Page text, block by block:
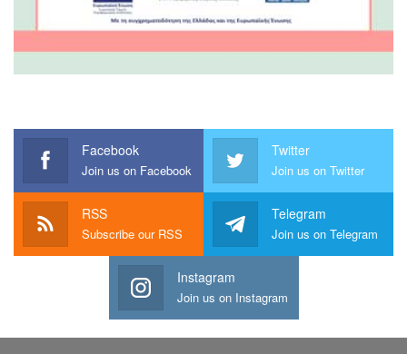
Facebook
Join us on Facebook
Twitter
Join us on Twitter
RSS
Subscribe our RSS
Telegram
Join us on Telegram
Instagram
Join us on Instagram